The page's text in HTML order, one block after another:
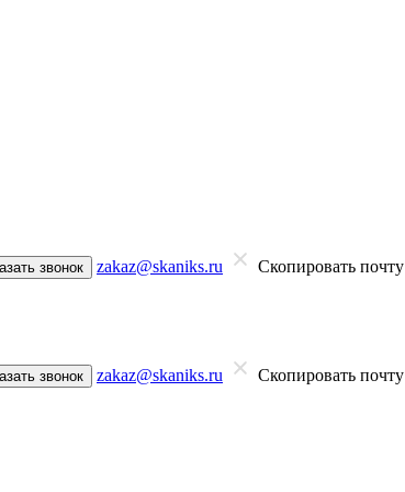
звонок zakaz@skaniks.ru Скопировать почту
звонок zakaz@skaniks.ru Скопировать почту